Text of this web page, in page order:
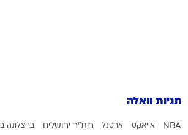
תגיות וואלה
NBA אייאקס ארסנל בית"ר ירושלים ברצלונה